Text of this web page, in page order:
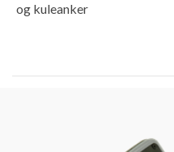
og kuleanker